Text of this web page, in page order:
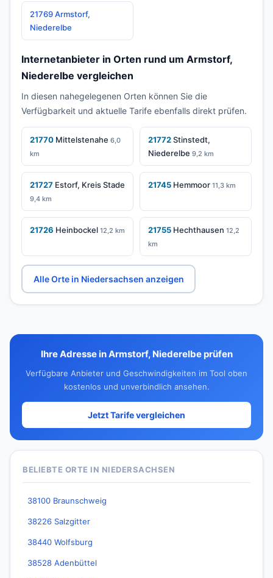
21769 Armstorf,
Niederelbe
Internetanbieter in Orten rund um Armstorf,
Niederelbe vergleichen
In diesen nahegelegenen Orten können Sie die
Verfügbarkeit und aktuelle Tarife ebenfalls direkt prüfen.
21770 Mittelstenahe 6,0
km
21772Stinstedt,
Niederelbe 9,2 km
21727 Estorf, Kreis Stade
9,4 km
21745 Hemmoor 11,3 km
21726 Heinbockel 12,2 km 21755 Hechthausen 12,2
km
Alle Orte in Niedersachsen anzeigen
Ihre Adresse in Armstorf, Niederelbe prüfen
Verfügbare Anbieter und Geschwindigkeiten im Tool oben
kostenlos und unverbindlich ansehen.
Jetzt Tarife vergleichen
BELIEBTE ORTE IN NIEDERSACHSEN
38100 Braunschweig
38226 Salzgitter
38440 Wolfsburg
38528 Adenbüttel